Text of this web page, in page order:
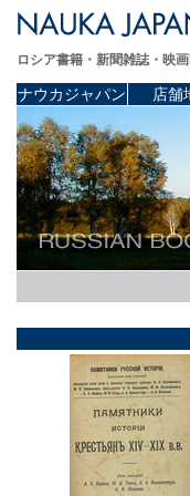
ロシア書籍・新聞雑誌・映
ナウカジャパン 店舗